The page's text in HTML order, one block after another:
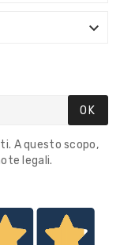

OK
A questo scopo,
legali.